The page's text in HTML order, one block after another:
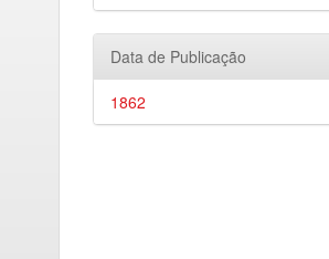
Data de Publicação
1862